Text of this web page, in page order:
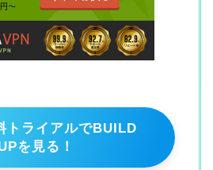
トライアルでBUILD
を見る！